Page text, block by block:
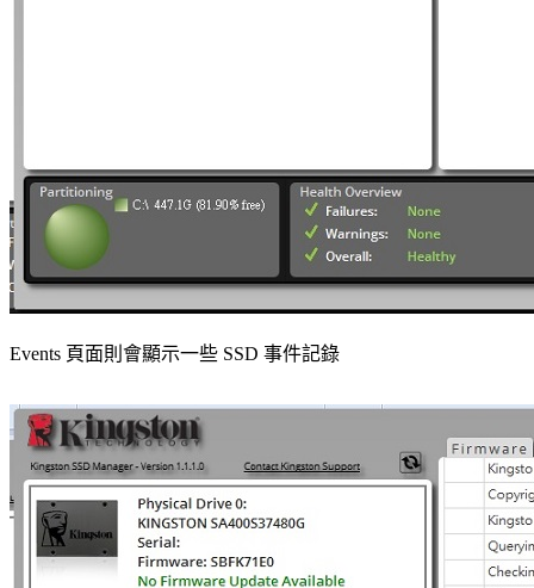
Events 頁面則會顯示一些 SSD 事件記錄